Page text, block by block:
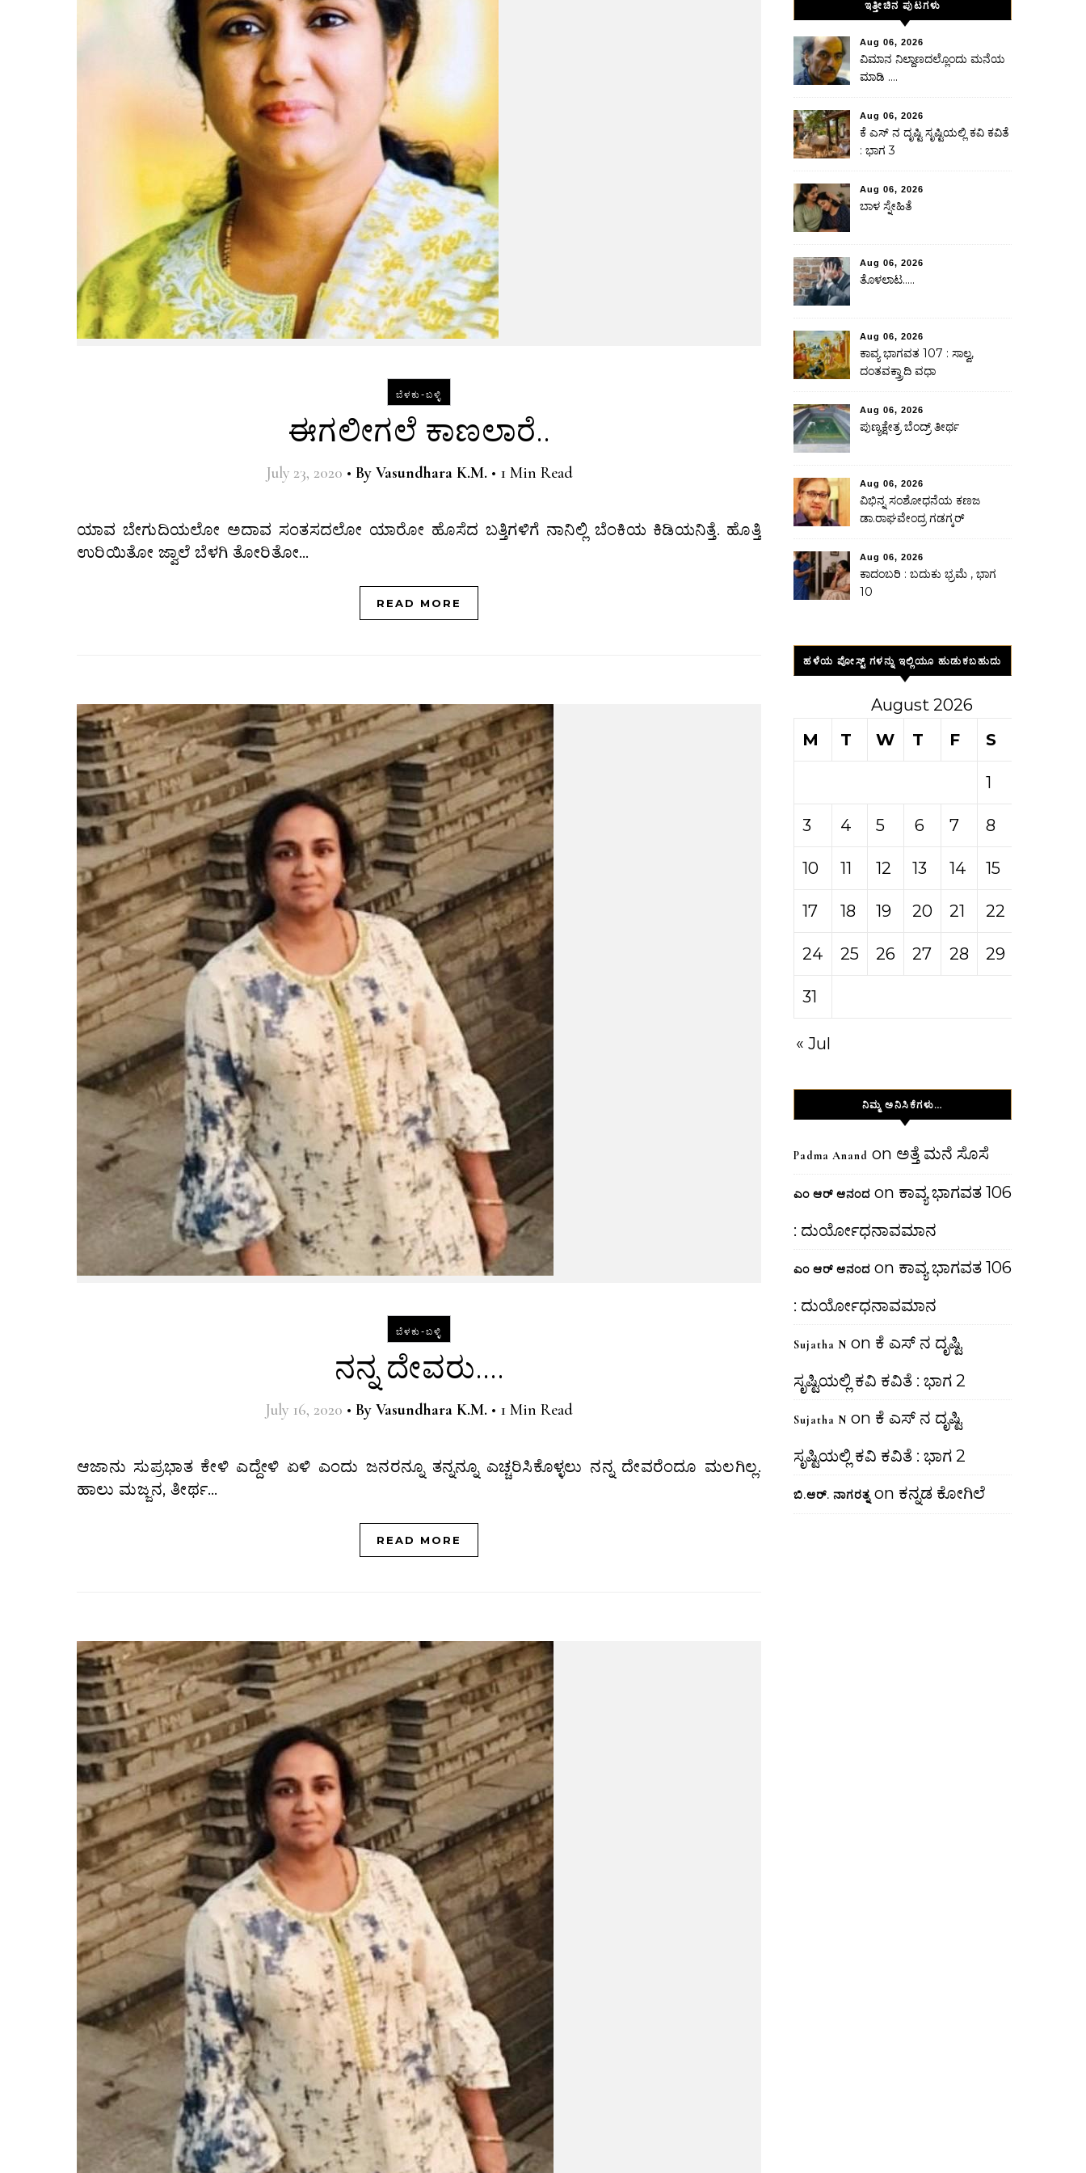
ಬೆಳಕು-ಬಳ್ಳಿ
ಈಗಲೀಗಲೆ ಕಾಣಲಾರೆ..
July 23, 2020 • By Vasundhara K.M. • 1 Min Read
ಯಾವ ಬೇಗುದಿಯಲೋ ಅದಾವ ಸಂತಸದಲೋ ಯಾರೋ ಹೊಸೆದ ಬತ್ತಿಗಳಿಗೆ ನಾನಿಲ್ಲಿ ಬೆಂಕಿಯ ಕಿಡಿಯನಿತ್ತೆ. ಹೊತ್ತಿ
ಉರಿಯಿತೋ ಜ್ವಾಲೆ ಬೆಳಗಿ ತೋರಿತೋ…
READ MORE
ಬೆಳಕು-ಬಳ್ಳಿ
ನನ್ನ ದೇವರು….
July 16, 2020 • By Vasundhara K.M. • 1 Min Read
ಆಜಾನು ಸುಪ್ರಭಾತ ಕೇಳಿ ಎದ್ದೇಳಿ ಏಳಿ ಎಂದು ಜನರನ್ನೂ ತನ್ನನ್ನೂ ಎಚ್ಚರಿಸಿಕೊಳ್ಳಲು ನನ್ನ ದೇವರೆಂದೂ ಮಲಗಿಲ್ಲ.
ಹಾಲು ಮಜ್ಜನ, ತೀರ್ಥ…
READ MORE
ಇತ್ತೀಚಿನ ಪುಟಗಳು
Aug 06, 2026
ವಿಮಾನ ನಿಲ್ದಾಣದಲ್ಲೊಂದು ಮನೆಯ
ಮಾಡಿ ….
Aug 06, 2026
ಕೆ ಎಸ್ ನ ದೃಷ್ಟಿ ಸೃಷ್ಟಿಯಲ್ಲಿ ಕವಿ ಕವಿತೆ
: ಭಾಗ 3
Aug 06, 2026
ಬಾಳ ಸ್ನೇಹಿತೆ
Aug 06, 2026
ತೊಳಲಾಟ…..
Aug 06, 2026
ಕಾವ್ಯ ಭಾಗವತ 107 : ಸಾಲ್ವ,
ದಂತವಕ್ತ್ರಾದಿ ವಧಾ
Aug 06, 2026
ಪುಣ್ಯಕ್ಷೇತ್ರ ಬೆಂದ್ರ್ ತೀರ್ಥ
Aug 06, 2026
ವಿಭಿನ್ನ ಸಂಶೋಧನೆಯ ಕಣಜ
ಡಾ.ರಾಘವೇಂದ್ರ ಗಡಗ್ಕರ್
Aug 06, 2026
ಕಾದಂಬರಿ : ಬದುಕು ಭ್ರಮೆ , ಭಾಗ
10
ಹಳೆಯ ಪೋಸ್ಟ್ ಗಳನ್ನು ಇಲ್ಲಿಯೂ ಹುಡುಕಬಹುದು
August 2026
M
T W T F S
1
3 4 5 6 7 8
10 11 12 13 14 15
17 18 19 20 21 22
24 25 26 27 28 29
31
« Jul
ನಿಮ್ಮ ಅನಿಸಿಕೆಗಳು…
Padma Anand on ಅತ್ತೆ ಮನೆ ಸೊಸೆ
ಎಂ ಆರ್ ಆನಂದ on ಕಾವ್ಯ ಭಾಗವತ 106
: ದುರ್ಯೋಧನಾವಮಾನ
ಎಂ ಆರ್ ಆನಂದ on ಕಾವ್ಯ ಭಾಗವತ 106
: ದುರ್ಯೋಧನಾವಮಾನ
Sujatha N on ಕೆ ಎಸ್ ನ ದೃಷ್ಟಿ
ಸೃಷ್ಟಿಯಲ್ಲಿ ಕವಿ ಕವಿತೆ : ಭಾಗ 2
Sujatha N on ಕೆ ಎಸ್ ನ ದೃಷ್ಟಿ
ಸೃಷ್ಟಿಯಲ್ಲಿ ಕವಿ ಕವಿತೆ : ಭಾಗ 2
ಬಿ.ಆರ್. ನಾಗರತ್ನ on ಕನ್ನಡ ಕೋಗಿಲೆ